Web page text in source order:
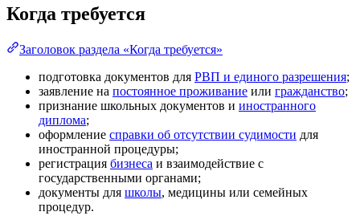
Когда требуется
Заголовок раздела «Когда требуется»
подготовка документов для РВП и единого разрешения;
заявление на постоянное проживание или гражданство;
признание школьных документов и иностранного
диплома;
оформление справки об отсутствии судимости для
иностранной процедуры;
регистрация бизнеса и взаимодействие с
государственными органами;
документы для школы, медицины или семейных
процедур.